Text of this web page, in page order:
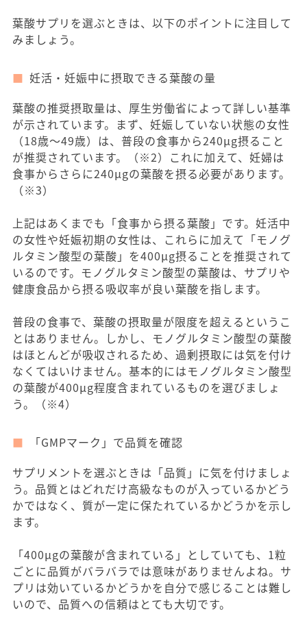
葉酸サプリを選ぶときは、以下のポイントに注目して
みましょう。
妊活・妊娠中に摂取できる葉酸の量
葉酸の推奨摂取量は、厚生労働省によって詳しい基準
が示されています。まず、妊娠していない状態の女性
（18歳〜49歳）は、普段の食事から240μg摂ること
が推奨されています。（※2）これに加えて、妊婦は
食事からさらに240μgの葉酸を摂る必要があります。
（※3）
上記はあくまでも「食事から摂る葉酸」です。妊活中
の女性や妊娠初期の女性は、これらに加えて「モノグ
ルタミン酸型の葉酸」を400μg摂ることを推奨されて
いるのです。モノグルタミン酸型の葉酸は、サプリや
健康食品から摂る吸収率が良い葉酸を指します。
普段の食事で、葉酸の摂取量が限度を超えるというこ
とはありません。しかし、モノグルタミン酸型の葉酸
はほとんどが吸収されるため、過剰摂取には気を付け
なくてはいけません。基本的にはモノグルタミン酸型
の葉酸が400μg程度含まれているものを選びましょ
う。（※4）
「GMPマーク」で品質を確認
サプリメントを選ぶときは「品質」に気を付けましょ
う。品質とはどれだけ高級なものが入っているかどう
かではなく、質が一定に保たれているかどうかを示し
ます。
「400μgの葉酸が含まれている」としていても、1粒
ごとに品質がバラバラでは意味がありませんよね。サ
プリは効いているかどうかを自分で感じることは難し
いので、品質への信頼はとても大切です。